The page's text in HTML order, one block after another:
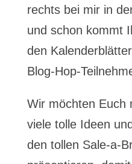
rechts bei mir in
und schon kommt
den
Blog-Hop-
Wir möchten Euch
viele tolle Ideen
den tollen Sale-a-